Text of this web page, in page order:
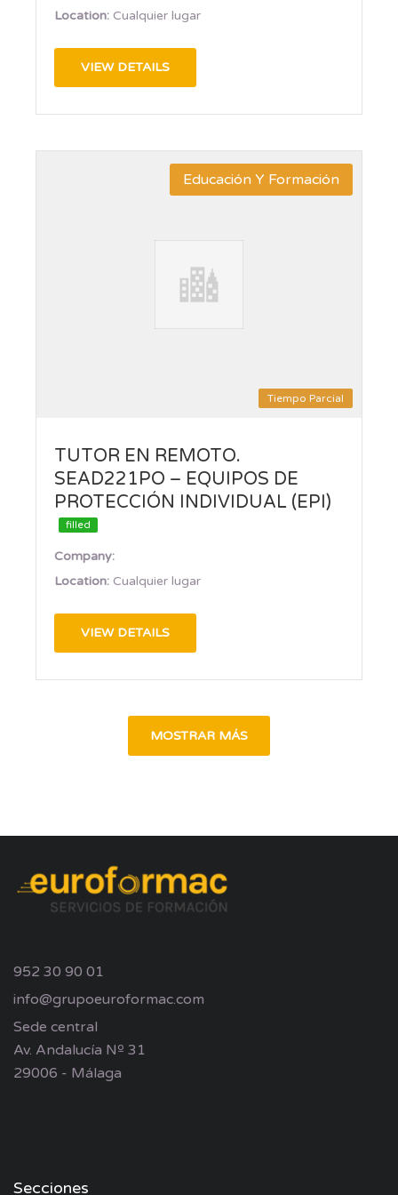
Location: Cualquier lugar
VIEW DETAILS
Tiempo Parcial
Educación Y Formación
TUTOR EN REMOTO.
SEAD221PO – EQUIPOS DE
PROTECCIÓN INDIVIDUAL (EPI)
filled
Company:
Location: Cualquier lugar
VIEW DETAILS
MOSTRAR MÁS
952 30 90 01
info@grupoeuroformac.com
Sede central
Av. Andalucía Nº 31
29006 - Málaga
Secciones